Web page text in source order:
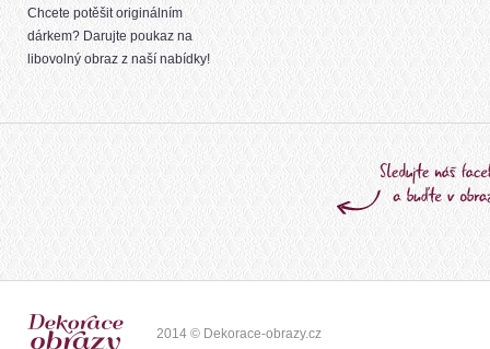
Chcete potěšit originálním
dárkem? Darujte poukaz na
libovolný obraz z naší nabídky!
2014 © Dekorace-obrazy.cz